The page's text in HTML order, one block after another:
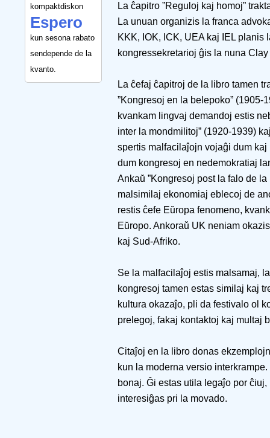
kompaktdiskon
Espero
kun sesona rabato
sendepende de la
kvanto.
La ĉapitro ”Reguloj kaj homoj”
La unuan organizis la franca
KKK, IOK, ICK, UEA kaj IEL planis
kongressekretarioj ĝis la nuna
La ĉefaj ĉapitroj de la libro tamen
”Kongresoj en la belepoko”
kvankam lingvaj demandoj estis
inter la mondmilitoj” (1920-1939)
spertis malfacilaĵojn vojaĝi dum
dum kongresoj en nedemokratiaj
Ankaŭ ”Kongresoj post la falo de
malsimilaj ekonomiaj eblecoj de
restis ĉefe Eŭropa fenomeno,
Eŭropo. Ankoraǔ UK neniam
kaj Sud-Afriko.
Se la malfacilaĵoj estis malsamaj,
kongresoj tamen estas similaj kaj
kultura okazaĵo, pli da festivalo ol
prelegoj, fakaj kontaktoj kaj multaj
Citaĵoj en la libro donas
kun la moderna versio
bonaj. Ĝi estas utila legaĵo por
interesiĝas pri la movado.